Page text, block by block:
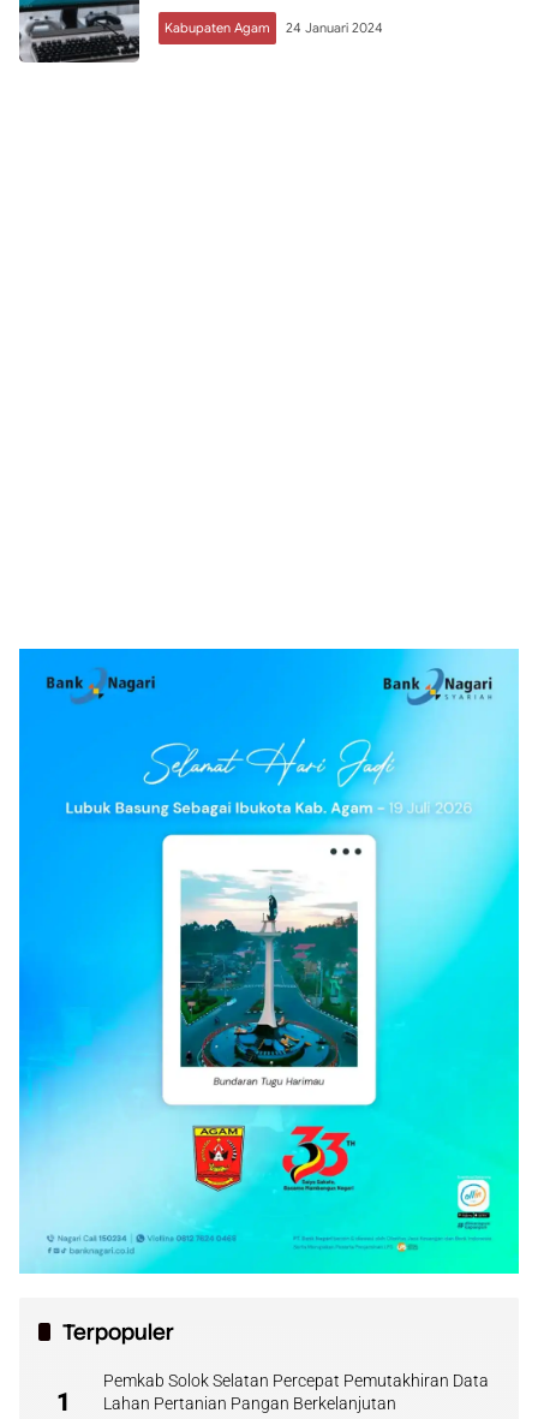
Kabupaten Agam 24 Januari 2024
Terpopuler
1
Pemkab Solok Selatan Percepat Pemutakhiran Data
Lahan Pertanian Pangan Berkelanjutan